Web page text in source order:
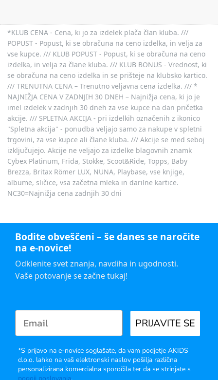
*KLUB CENA - Cena, ki jo za izdelek plača član kluba. ///
POPUST - Popust, ki se obračuna na ceno izdelka, in velja za
vse kupce. /// KLUB POPUST - Popust, ki se obračuna na ceno
izdelka, in velja za člane kluba. /// KLUB BONUS - Vrednost, ki
se obračuna na ceno izdelka in se prišteje na klubsko kartico.
/// TRENUTNA CENA – Trenutno veljavna cena izdelka. /// *
NAJNIŽJA CENA V ZADNJIH 30 DNEH – Najnižja cena, ki jo je
imel izdelek v zadnjih 30 dneh za vse kupce na dan pričetka
akcije. /// SPLETNA AKCIJA - pri izdelkih označenih z ikonico
"Spletna akcija" - ponudba veljajo samo za nakupe v spletni
trgovini, za vse kupce ali člane kluba. /// Akcije se med seboj
izključujejo. Akcije ne veljajo za izdelke blagovnih znamk
Cybex Platinum, Frida, Stokke, Scoot&Ride, Topps, Baby
Brezza, Britax Römer LUX, NUNA, Playbase, vse knjige,
albume, sličice, vsa začetna mleka in darilne kartice.
NC30=Najnižja cena zadnjih 30 dni
Bodite obveščeni – še danes se naročite
na e-novice!
Odklenite svet znanja, navdiha in ugodnosti.
Vaše potovanje se začne tukaj!
PRIJAVITE SE
*S prijavo na e-novice soglašate, da vam podjetje AKIDS
d.o.o. lahko na vaš elektronski naslov pošilja različna
personalizirana komercialna sporočila ter da se strinjate s